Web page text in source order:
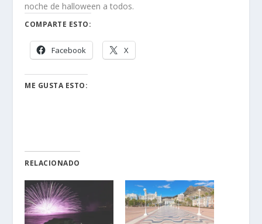
noche de halloween a todos.
COMPARTE ESTO:
Facebook X
ME GUSTA ESTO:
RELACIONADO